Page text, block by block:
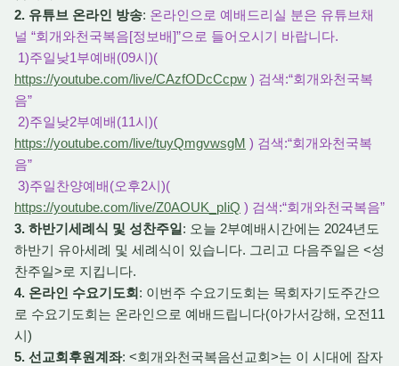
2. 유튜브 온라인 방송: 온라인으로 예배드리실 분은 유튜브채
널 “회개와천국복음[정보배]”으로 들어오시기 바랍니다.
1)주일낮1부예배(09시)(
https://youtube.com/live/CAzfODcCcpw ) 검색:“회개와천국복
음”
2)주일낮2부예배(11시)(
https://youtube.com/live/tuyQmgvwsgM ) 검색:“회개와천국복
음”
3)주일찬양예배(오후2시)(
https://youtube.com/live/Z0AOUK_pIiQ ) 검색:“회개와천국복음”
3. 하반기세례식 및 성찬주일: 오늘 2부예배시간에는 2024년도
하반기 유아세례 및 세례식이 있습니다. 그리고 다음주일은 <성
찬주일>로 지킵니다.
4. 온라인 수요기도회 : 이번주 수요기도회는 목회자기도주간으
로 수요기도회는 온라인으로 예배드립니다(아가서강해, 오전11
시)
5. 선교회후원계좌: <회개와천국복음선교회>는 이 시대에 잠자